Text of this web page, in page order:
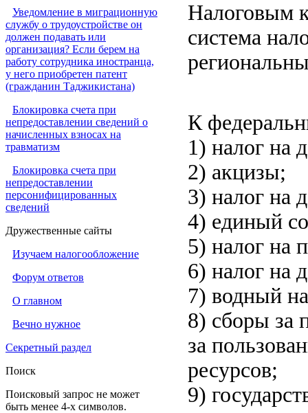
Уведомление в миграционную
службу о трудоустройстве он
должен подавать или
организация? Если берем на
работу сотрудника иностранца,
у него приобретен патент
(гражданин Таджикистана)
Блокировка счета при
непредоставлении сведений о
начисленных взносах на
травматизм
Блокировка счета при
непредоставлении
персонифицированных
сведений
Дружественные сайты
Изучаем налогообложение
Форум ответов
О главном
Вечно нужное
Секретный раздел
Поиск
Поисковый запрос не может
быть менее 4-х символов.
Налоговым
система
К
1) налог на
2) акцизы;
3) налог на
4) единый
5) налог на
6) налог на
7) водный
8) сборы за
за
ресурсов;
9)